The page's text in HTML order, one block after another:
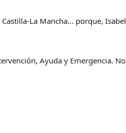
Castilla-La Mancha... porque,
Ayuda y Emergencia.